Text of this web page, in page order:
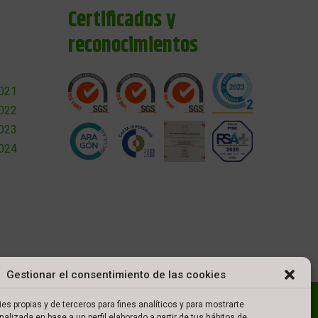
Gestionar el consentimiento de las cookies
propias y de terceros para fines analíticos y para mostrarte
Certificados y
reconocimientos
Política de cookies
Política de privacidad